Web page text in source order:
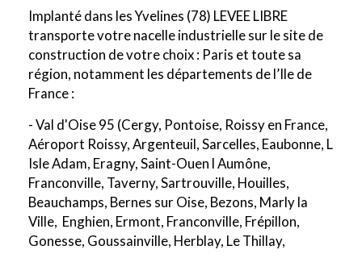
Implanté dans les Yvelines (78) LEVEE LIBRE
transporte votre nacelle industrielle sur le site de
construction de votre choix : Paris et toute sa
région, notamment les départements de l’Ile de
France :
- Val d'Oise 95 (Cergy, Pontoise, Roissy en France,
Aéroport Roissy, Argenteuil, Sarcelles, Eaubonne, L
Isle Adam, Eragny, Saint-Ouen l Aumône,
Franconville, Taverny, Sartrouville, Houilles,
Beauchamps, Bernes sur Oise, Bezons, Marly la
Ville, Enghien, Ermont, Franconville, Frépillon,
Gonesse, Goussainville, Herblay, Le Thillay,